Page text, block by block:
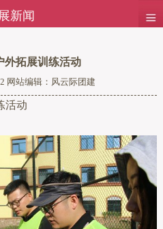
新闻
外拓展训练活动
网站编辑：风云际团建
活动